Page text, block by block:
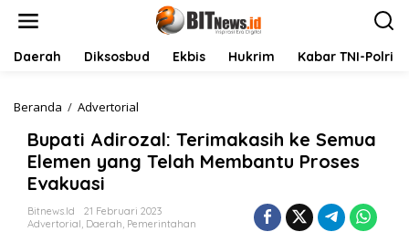
Daerah Diksosbud Ekbis Hukrim Kabar TNI-Polri
Beranda / Advertorial
p
a
t
A
d
Bupati Adirozal: Terimakasih ke Semua
Elemen yang Telah Membantu Proses
Evakuasi
Bitnews.id
21 Februari 2023
Advertorial, Daerah, Pemerintahan